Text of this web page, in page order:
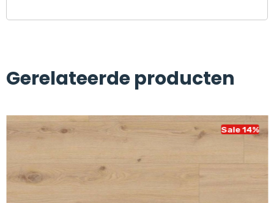
Gerelateerde producten
Sale 14%